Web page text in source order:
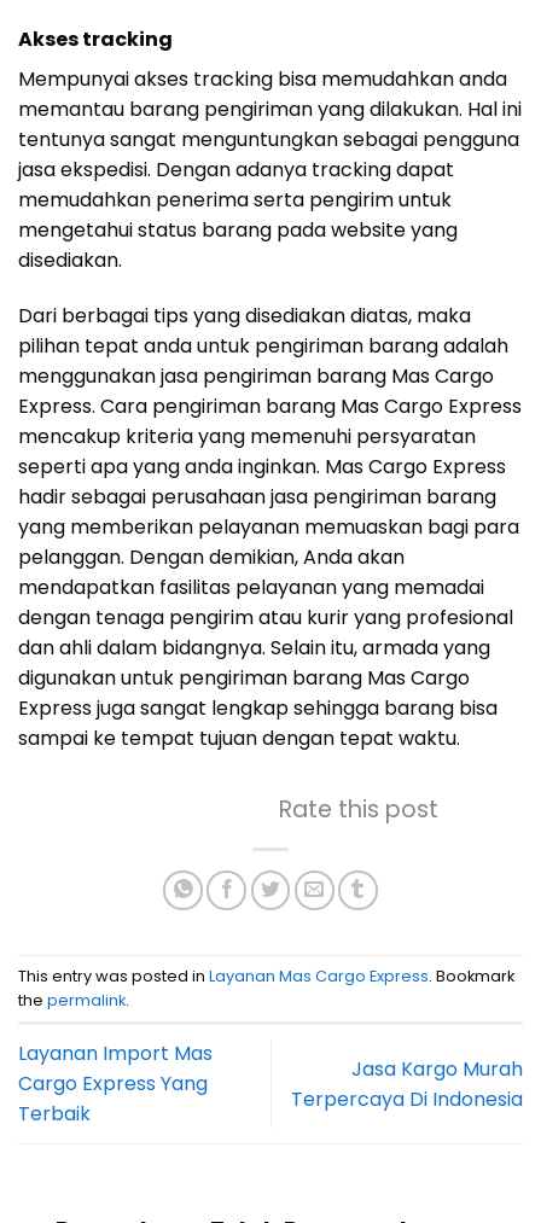
Akses tracking
Mempunyai akses tracking bisa memudahkan anda
memantau barang pengiriman yang dilakukan. Hal ini
tentunya sangat menguntungkan sebagai pengguna
jasa ekspedisi. Dengan adanya tracking dapat
memudahkan penerima serta pengirim untuk
mengetahui status barang pada website yang
disediakan.
Dari berbagai tips yang disediakan diatas, maka
pilihan tepat anda untuk pengiriman barang adalah
menggunakan jasa pengiriman barang Mas Cargo
Express. Cara pengiriman barang Mas Cargo Express
mencakup kriteria yang memenuhi persyaratan
seperti apa yang anda inginkan. Mas Cargo Express
hadir sebagai perusahaan jasa pengiriman barang
yang memberikan pelayanan memuaskan bagi para
pelanggan. Dengan demikian, Anda akan
mendapatkan fasilitas pelayanan yang memadai
dengan tenaga pengirim atau kurir yang profesional
dan ahli dalam bidangnya. Selain itu, armada yang
digunakan untuk pengiriman barang Mas Cargo
Express juga sangat lengkap sehingga barang bisa
sampai ke tempat tujuan dengan tepat waktu.
Rate this post
This entry was posted in Layanan Mas Cargo Express. Bookmark
the permalink.
Layanan Import Mas
Cargo Express Yang
Terbaik
Jasa Kargo Murah
Terpercaya Di Indonesia